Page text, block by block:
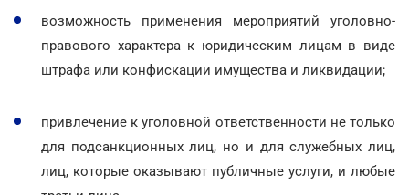
возможность применения мероприятий уголовно-
правового характера к юридическим лицам в виде
штрафа или конфискации имущества и ликвидации;
привлечение к уголовной ответственности не только
для подсанкционных лиц, но и для служебных лиц,
лиц, которые оказывают публичные услуги, и любые